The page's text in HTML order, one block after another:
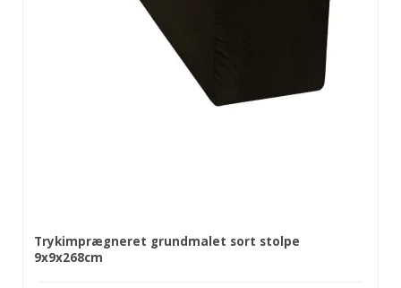
Trykimprægneret grundmalet sort stolpe
9x9x268cm